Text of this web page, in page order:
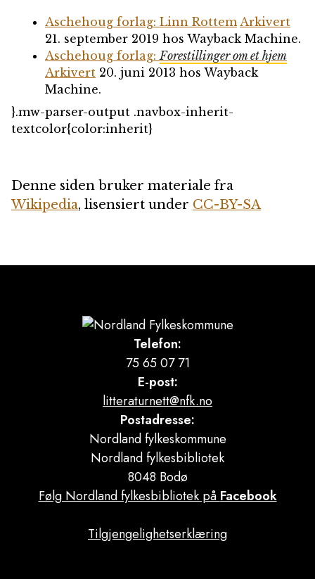
Aschehoug forlag: Linn Rottem Arkivert
21. september 2019 hos Wayback Machine.
Aschehoug forlag:Forestillinger om et hjem
Arkivert 20. juni 2013 hos Wayback
Machine.
}.mw-parser-output .navbox-inherit-
textcolor{color:inherit}
Denne siden bruker materiale fra
Wikipedia, lisensiert under CC-BY-SA
Telefon:
75 65 07 71
E-post:
litteraturnett@nfk.no
Postadresse:
Nordland fylkeskommune
Nordland fylkesbibliotek
8048 Bodø
Følg Nordland fylkesbibliotek påFacebook
Tilgjengelighetserklæring